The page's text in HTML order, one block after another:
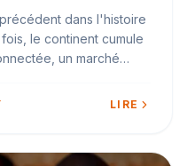
dans l'histoire
le continent cumule
un marché
accélération.
LIRE